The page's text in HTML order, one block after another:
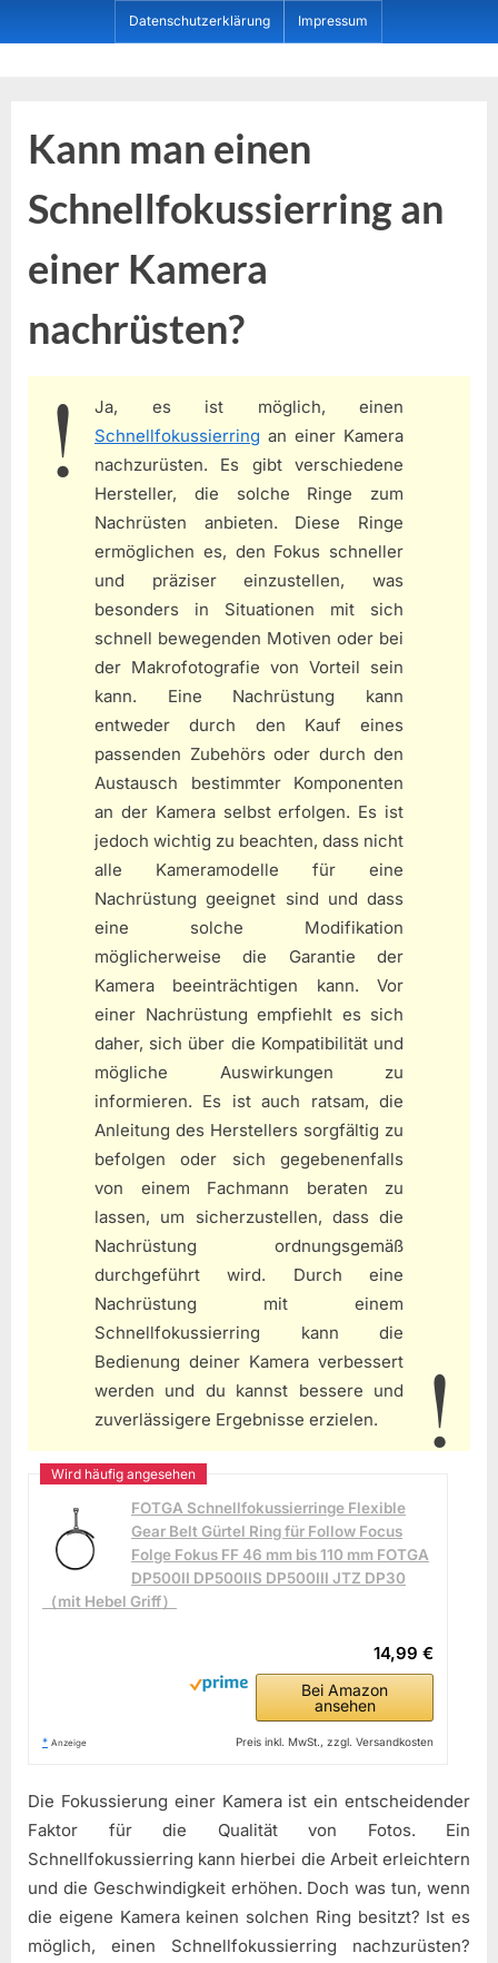
to
Datenschutzerklärung Impressum
Kann man einen
Schnellfokussierring an
einer Kamera
nachrüsten?
Ja, es ist möglich, einen
Schnellfokussierring an einer Kamera
nachzurüsten. Es gibt verschiedene
Hersteller, die solche Ringe zum
Nachrüsten anbieten. Diese Ringe
ermöglichen es, den Fokus schneller
und präziser einzustellen, was
besonders in Situationen mit sich
schnell bewegenden Motiven oder bei
der Makrofotografie von Vorteil sein
kann. Eine Nachrüstung kann
entweder durch den Kauf eines
passenden Zubehörs oder durch den
Austausch bestimmter Komponenten
an der Kamera selbst erfolgen. Es ist
jedoch wichtig zu beachten, dass nicht
alle Kameramodelle für eine
Nachrüstung geeignet sind und dass
eine solche Modifikation
möglicherweise die Garantie der
Kamera beeinträchtigen kann. Vor
einer Nachrüstung empfiehlt es sich
daher, sich über die Kompatibilität und
mögliche Auswirkungen zu
informieren. Es ist auch ratsam, die
Anleitung des Herstellers sorgfältig zu
befolgen oder sich gegebenenfalls
von einem Fachmann beraten zu
lassen, um sicherzustellen, dass die
Nachrüstung ordnungsgemäß
durchgeführt wird. Durch eine
Nachrüstung mit einem
Schnellfokussierring kann die
Bedienung deiner Kamera verbessert
werden und du kannst bessere und
zuverlässigere Ergebnisse erzielen.
FOTGA Schnellfokussierringe Flexible
Gear Belt Gürtel Ring für Follow Focus
Folge Fokus FF 46 mm bis 110 mm FOTGA
DP500II DP500IIS DP500III JTZ DP30
（mit Hebel Griff）
14,99 €
Bei Amazon
ansehen
* Anzeige Preis inkl. MwSt., zzgl. Versandkosten
Die Fokussierung einer Kamera ist ein entscheidender
Faktor für die Qualität von Fotos. Ein
Schnellfokussierring kann hierbei die Arbeit erleichtern
und die Geschwindigkeit erhöhen. Doch was tun, wenn
die eigene Kamera keinen solchen Ring besitzt? Ist es
möglich, einen Schnellfokussierring nachzurüsten?